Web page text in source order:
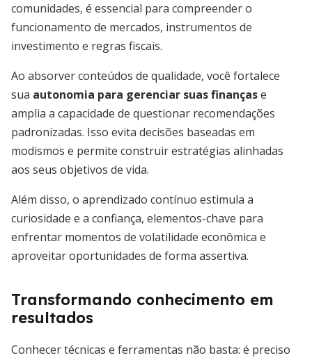
comunidades, é essencial para compreender o
funcionamento de mercados, instrumentos de
investimento e regras fiscais.
Ao absorver conteúdos de qualidade, você fortalece
sua autonomia para gerenciar suas finançase
amplia a capacidade de questionar recomendações
padronizadas. Isso evita decisões baseadas em
modismos e permite construir estratégias alinhadas
aos seus objetivos de vida.
Além disso, o aprendizado contínuo estimula a
curiosidade e a confiança, elementos-chave para
enfrentar momentos de volatilidade econômica e
aproveitar oportunidades de forma assertiva.
Transformando conhecimento em
resultados
Conhecer técnicas e ferramentas não basta: é preciso